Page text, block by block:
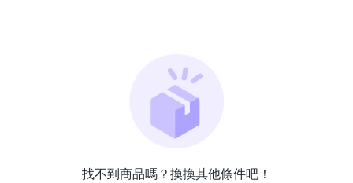
找不到商品嗎？換換其他條件吧！